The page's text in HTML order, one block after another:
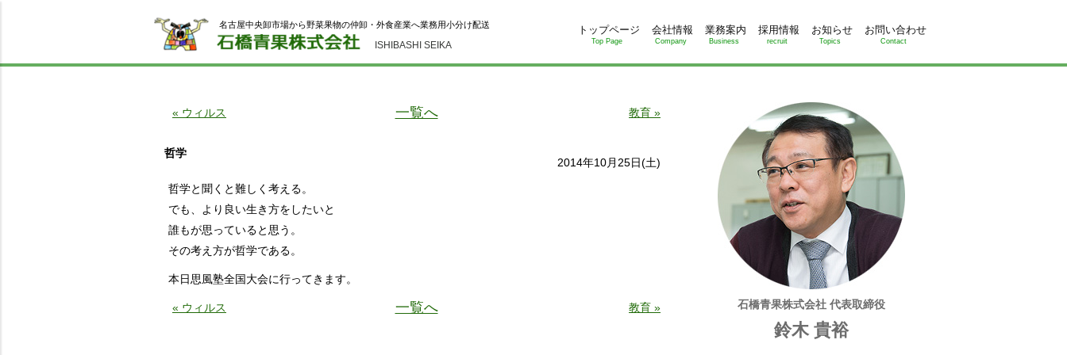
ISHIBASHI SEIKA
名古屋中央卸市場から野菜果物の仲卸・外食産業へ業務用小分け配送 トップページ
Top Page
会社情報
Company
業務案内
Business
採用情報
recruit
お知らせ
Topics
お問い合わせ
Contact
« ウィルス 一覧へ 教育 »
哲学
2014年10月25日(土)
哲学と聞くと難しく考える。
でも、より良い生き方をしたいと
誰もが思っていると思う。
その考え方が哲学である。
本日思風塾全国大会に行ってきます。
« ウィルス 一覧へ 教育 » 石橋青果株式会社 代表取締役
鈴木 貴裕